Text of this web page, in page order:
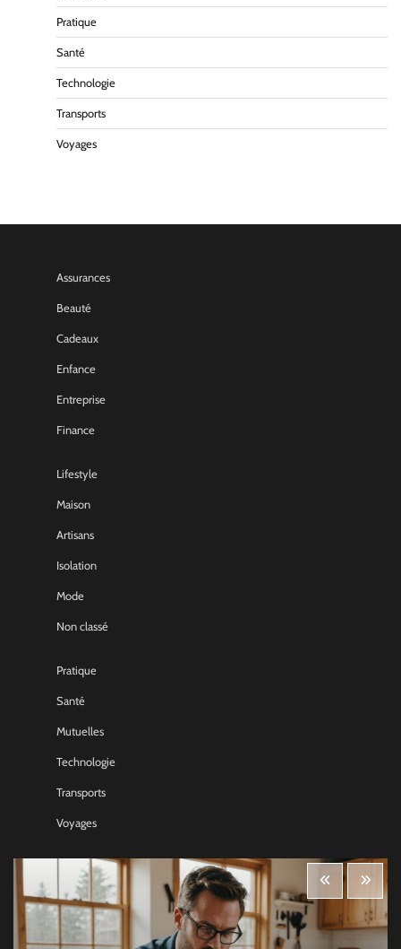
Pratique
Santé
Technologie
Transports
Voyages
Assurances
Beauté
Cadeaux
Enfance
Entreprise
Finance
Lifestyle
Maison
Artisans
Isolation
Mode
Non classé
Pratique
Santé
Mutuelles
Technologie
Transports
Voyages